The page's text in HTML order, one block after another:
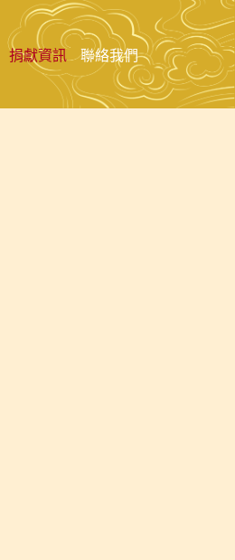
捐獻資訊 聯絡我們